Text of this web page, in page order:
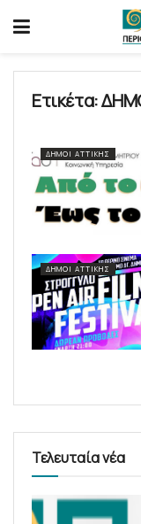
Ετικέτα:
ΔΉΜΟΙ ΑΤΤΙΚΉΣ
ΔΉΜΟΙ ΑΤΤΙΚΉΣ
Τελευταία νέα